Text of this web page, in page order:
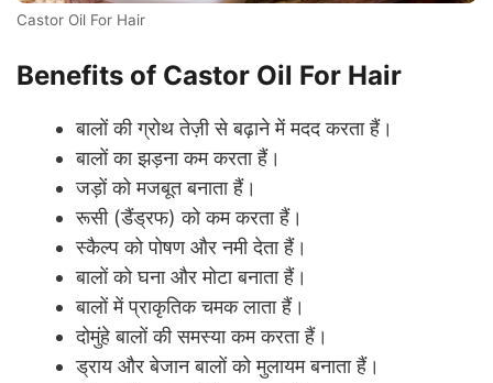
Castor Oil For Hair
Benefits of Castor Oil For Hair
बालों की ग्रोथ तेज़ी से बढ़ाने में मदद करता हैं।
बालों का झड़ना कम करता हैं।
जड़ों को मजबूत बनाता हैं।
रूसी (डैंड्रफ) को कम करता हैं।
स्कैल्प को पोषण और नमी देता हैं।
बालों को घना और मोटा बनाता हैं।
बालों में प्राकृतिक चमक लाता हैं।
दोमुंहे बालों की समस्या कम करता हैं।
ड्राय और बेजान बालों को मुलायम बनाता हैं।